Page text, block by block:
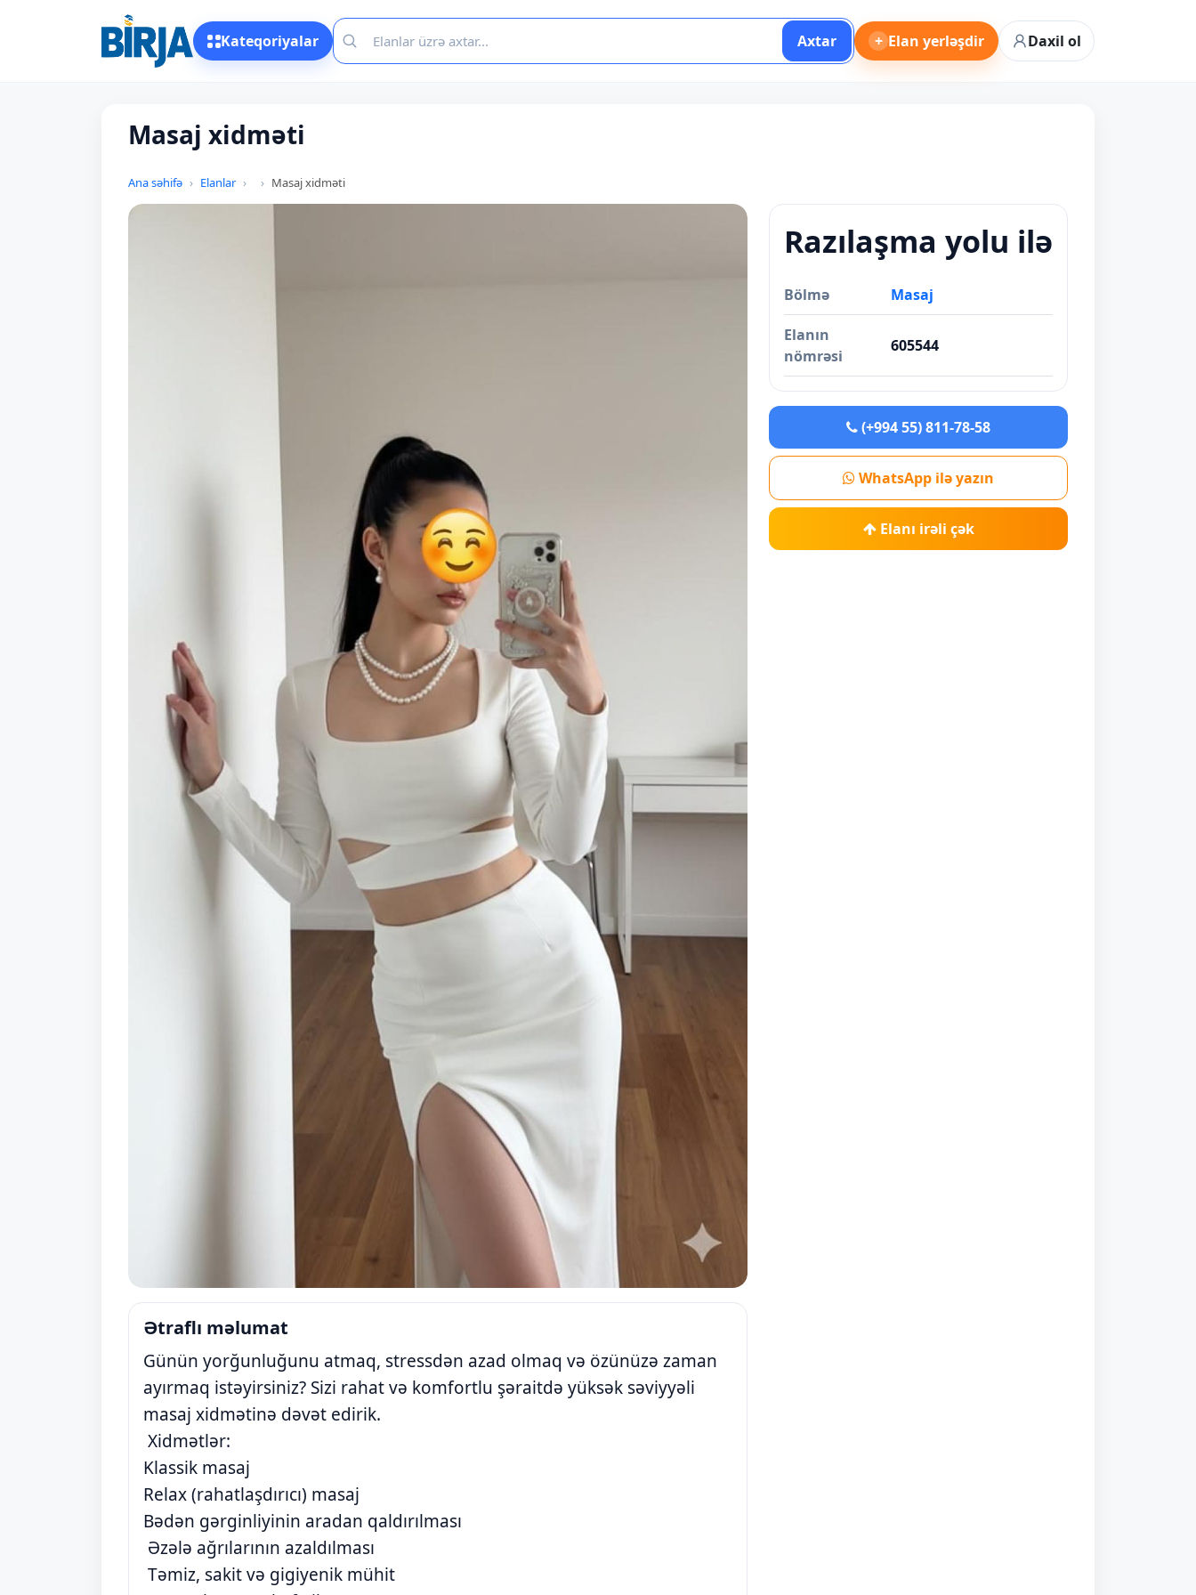
Kateqoriyalar Axtar + Elan yerləşdir Daxil ol
Masaj xidməti
Ana səhifə Elanlar Masaj xidməti
Ətraflı məlumat
Günün yorğunluğunu atmaq, stressdən azad olmaq və özünüzə zaman
ayırmaq istəyirsiniz? Sizi rahat və komfortlu şəraitdə yüksək səviyyəli
masaj xidmətinə dəvət edirik.
Xidmətlər:
Klassik masaj
Relax (rahatlaşdırıcı) masaj
Bədən gərginliyinin aradan qaldırılması
Əzələ ağrılarının azaldılması
Təmiz, sakit və gigiyenik mühit
Razılaşma yolu ilə
Bölmə Masaj
Elanın
nömrəsi
605544
(+994 55) 811-78-58
WhatsApp ilə yazın
Elanı irəli çək